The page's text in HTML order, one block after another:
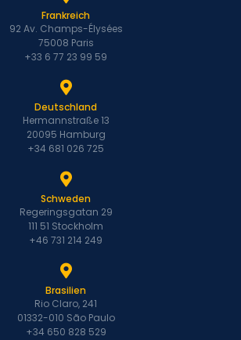
Frankreich
92 Av. Champs-Élysées
75008 Paris
+33 6 77 23 99 59
Deutschland
Hermannstraße 13
20095 Hamburg
+34 681 026 725
Schweden
Regeringsgatan 29
111 51 Stockholm
+46 731 214 249
Brasilien
Rio Claro, 241
01332-010 São Paulo
+34 650 828 529